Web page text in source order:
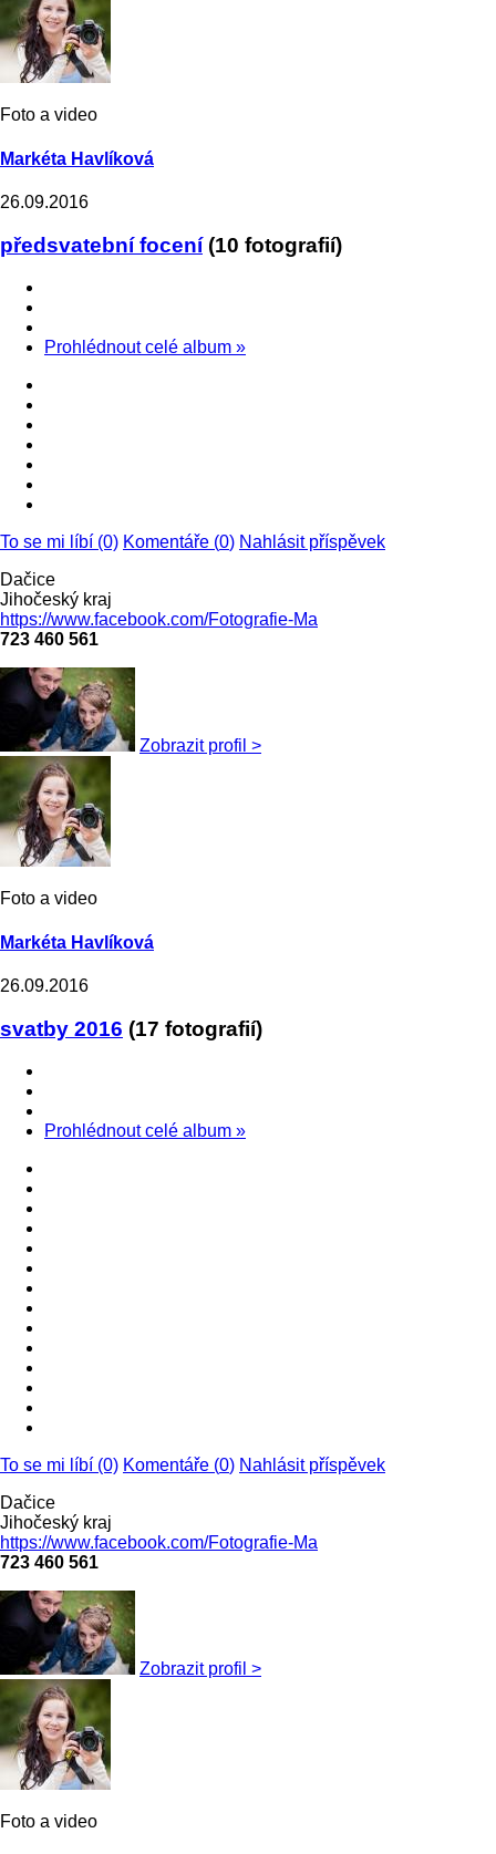
Foto a video
Markéta Havlíková
26.09.2016
předsvatební focení (10 fotografií)
Prohlédnout celé album »
To se mi líbí (0) Komentáře (0) Nahlásit příspěvek
Dačice
Jihočeský kraj
https://www.facebook.com/Fotografie-Ma
723 460 561
Zobrazit profil >
Foto a video
Markéta Havlíková
26.09.2016
svatby 2016 (17 fotografií)
Prohlédnout celé album »
To se mi líbí (0) Komentáře (0) Nahlásit příspěvek
Dačice
Jihočeský kraj
https://www.facebook.com/Fotografie-Ma
723 460 561
Zobrazit profil >
Foto a video